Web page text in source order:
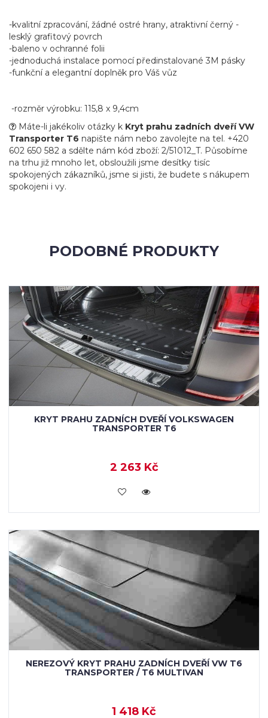
-kvalitní zpracování, žádné ostré hrany, atraktivní černý -
lesklý grafitový povrch
-baleno v ochranné folii
-jednoduchá instalace pomocí předinstalované 3M pásky
-funkční a elegantní doplněk pro Váš vůz
-rozměr výrobku: 115,8 x 9,4cm
Máte-li jakékoliv otázky k Kryt prahu zadních dveří VW
Transporter T6 napište nám nebo zavolejte na tel. +420
602 650 582 a sdělte nám kód zboží: 2/51012_T. Působíme
na trhu již mnoho let, obsloužili jsme desítky tisíc
spokojených zákazníků, jsme si jisti, že budete s nákupem
spokojeni i vy.
PODOBNÉ PRODUKTY
KRYT PRAHU ZADNÍCH DVEŘÍ VOLKSWAGEN
TRANSPORTER T6
2 263 Kč
KOUPIT
NEREZOVÝ KRYT PRAHU ZADNÍCH DVEŘÍ VW T6
TRANSPORTER / T6 MULTIVAN
1 418 Kč